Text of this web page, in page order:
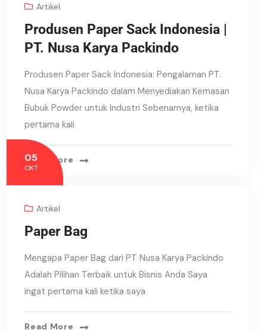
Artikel
Produsen Paper Sack Indonesia |
PT. Nusa Karya Packindo
Produsen Paper Sack Indonesia: Pengalaman PT.
Nusa Karya Packindo dalam Menyediakan Kemasan
Bubuk Powder untuk Industri Sebenarnya, ketika
pertama kali
Read More
05
OKT
Artikel
Paper Bag
Mengapa Paper Bag dari PT Nusa Karya Packindo
Adalah Pilihan Terbaik untuk Bisnis Anda Saya
ingat pertama kali ketika saya
Read More